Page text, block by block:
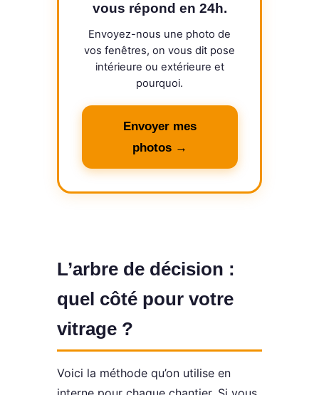
vous répond en 24h.
Envoyez-nous une photo de
vos fenêtres, on vous dit pose
intérieure ou extérieure et
pourquoi.
Envoyer mes
photos →
L’arbre de décision :
quel côté pour votre
vitrage ?
Voici la méthode qu’on utilise en